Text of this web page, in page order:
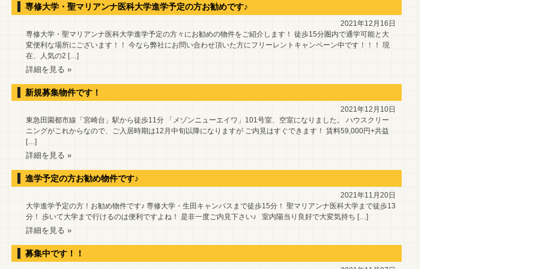
専修大学・聖マリアンナ医科大学進学予定の方お勧めです♪
2021年12月16日
専修大学・聖マリアンナ医科大学進学予定の方々にお勧めの物件をご紹介します！ 徒歩15分圏内で通学可能と大
変便利な場所にございます！！ 今なら弊社にお問い合わせ頂いた方にフリーレントキャンペーン中です！！！ 現
在、人気の2 […]
詳細を見る »
新規募集物件です！
2021年12月10日
東急田園都市線「宮崎台」駅から徒歩11分 「メゾンニューエイワ」101号室、空室になりました。 ハウスクリー
ニングがこれからなので、ご入居時期は12月中旬以降になりますが ご内見はすぐできます！ 賃料59,000円+共益
[…]
詳細を見る »
進学予定の方お勧め物件です♪
2021年11月20日
大学進学予定の方！お勧め物件です♪ 専修大学・生田キャンパスまで徒歩15分！ 聖マリアンナ医科大学まで徒歩13
分！ 歩いて大学まで行けるのは便利ですよね！ 是非一度ご内見下さい♪ 室内陽当り良好で大変気持ち […]
詳細を見る »
募集中です！！